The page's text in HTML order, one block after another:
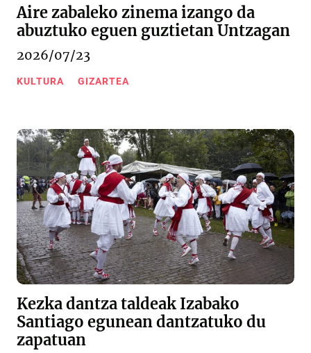
Aire zabaleko zinema izango da
abuztuko eguen guztietan Untzagan
2026/07/23
KULTURA GIZARTEA
Kezka dantza taldeak Izabako
Santiago egunean dantzatuko du
zapatuan